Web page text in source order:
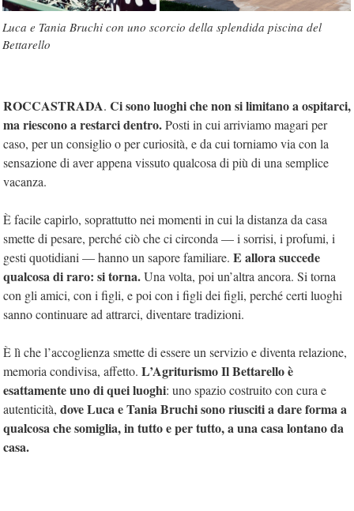
Luca e Tania Bruchi con uno scorcio della splendida piscina del
Bettarello
ROCCASTRADA. Ci sono luoghi che non si limitano a ospitarci,
ma riescono a restarci dentro.Posti in cui arriviamo magari per
caso, per un consiglio o per curiosità, e da cui torniamo via con la
sensazione di aver appena vissuto qualcosa di più di una semplice
vacanza.
È facile capirlo, soprattutto nei momenti in cui la distanza da casa
smette di pesare, perché ciò che ci circonda — i sorrisi, i profumi, i
gesti quotidiani — hanno un sapore familiare. E allora succede
qualcosa di raro: si torna.Una volta, poi un’altra ancora. Si torna
con gli amici, con i figli, e poi con i figli dei figli, perché certi luoghi
sanno continuare ad attrarci, diventare tradizioni.
È lì che l’accoglienza smette di essere un servizio e diventa relazione,
memoria condivisa, affetto. L’Agriturismo Il Bettarello è
esattamente uno di quei luoghi: uno spazio costruito con cura e
autenticità, dove Luca e Tania Bruchi sono riusciti a dare forma a
qualcosa che somiglia, in tutto e per tutto, a una casa lontano da
casa.